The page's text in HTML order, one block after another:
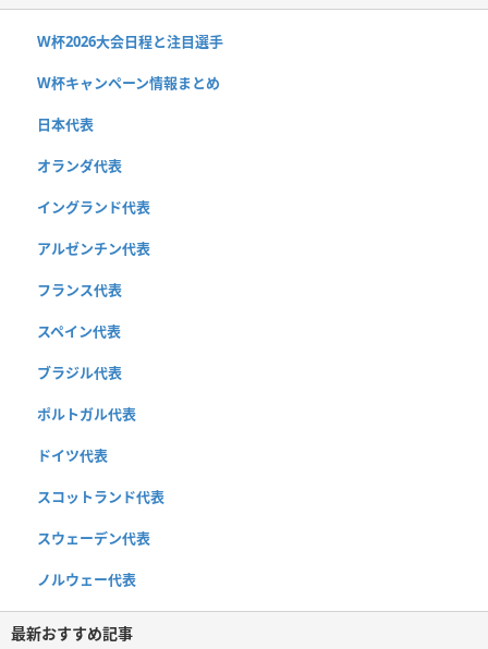
W杯2026大会日程と注目選手
W杯キャンペーン情報まとめ
日本代表
オランダ代表
イングランド代表
アルゼンチン代表
フランス代表
スペイン代表
ブラジル代表
ポルトガル代表
ドイツ代表
スコットランド代表
スウェーデン代表
ノルウェー代表
最新おすすめ記事